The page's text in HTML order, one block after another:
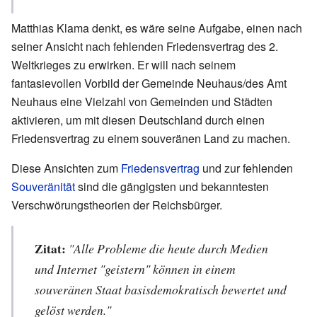
Matthias Klama denkt, es wäre seine Aufgabe, einen nach
seiner Ansicht nach fehlenden Friedensvertrag des 2.
Weltkrieges zu erwirken. Er will nach seinem
fantasievollen Vorbild der Gemeinde Neuhaus/des Amt
Neuhaus eine Vielzahl von Gemeinden und Städten
aktivieren, um mit diesen Deutschland durch einen
Friedensvertrag zu einem souveränen Land zu machen.
Diese Ansichten zum Friedensvertrag und zur fehlenden
Souveränitätsind die gängigsten und bekanntesten
Verschwörungstheorien der Reichsbürger.
Zitat: "Alle Probleme die heute durch Medien
und Internet "geistern" können in einem
souveränen Staat basisdemokratisch bewertet und
gelöst werden."